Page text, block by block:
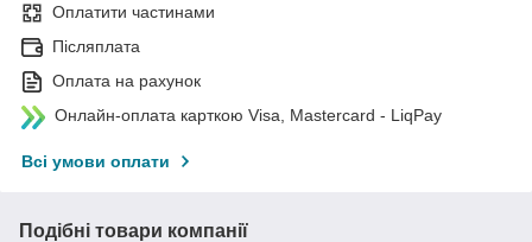
Оплатити частинами
Післяплата
Оплата на рахунок
Онлайн-оплата карткою Visa, Mastercard - LiqPay
Всі умови оплати
Подібні товари компанії